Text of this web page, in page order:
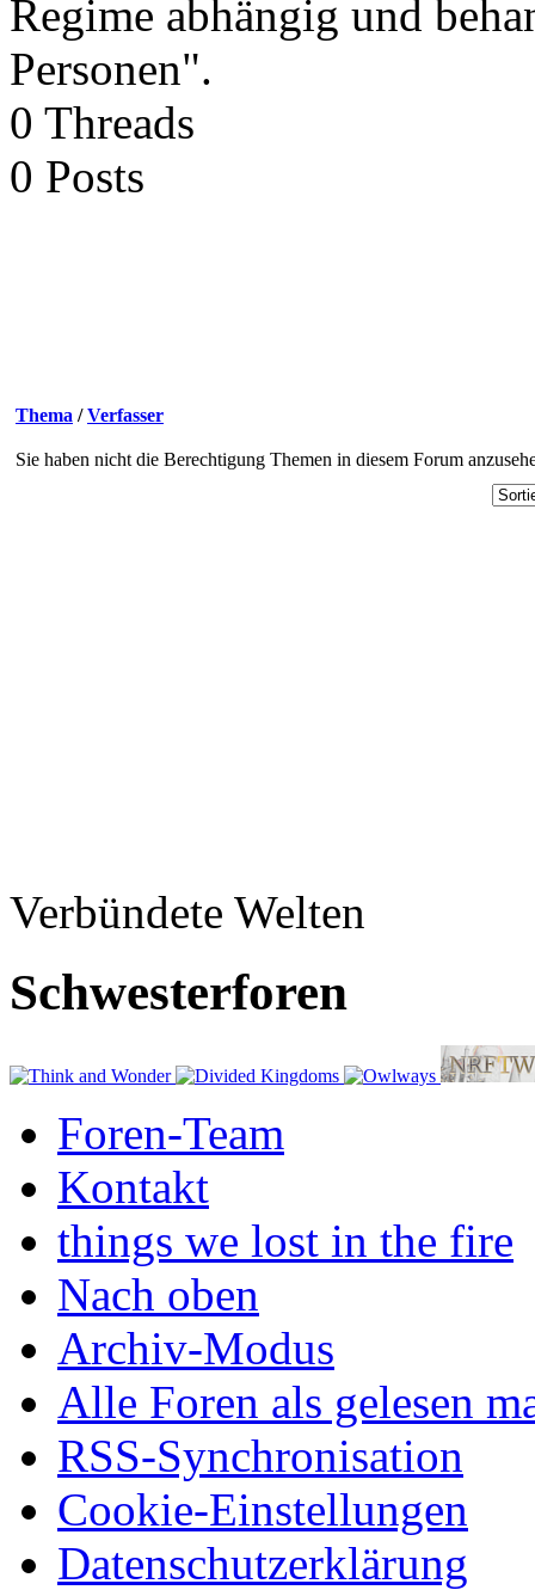
Regime abhängig und
Personen".
0 Threads
0 Posts
Thema /Verfasser
Sie haben nicht die Berechtigung Themen in diesem Forum
Verbündete Welten
Schwesterforen
Foren-Team
Kontakt
things we lost in the fire
Nach oben
Archiv-Modus
Alle Foren als gelesen
RSS-Synchronisation
Cookie-Einstellungen
Datenschutzerklärung